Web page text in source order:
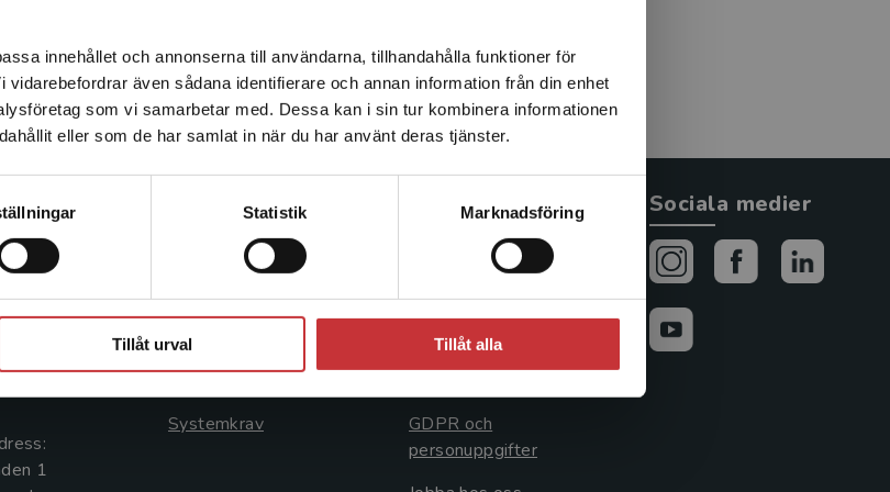
innehållet och annonserna till användarna, tillhandahålla funktioner för
även sådana identifierare och annan information från din enhet
som vi samarbetar med. Dessa kan i sin tur kombinera informationen
eller som de har samlat in när du har använt deras tjänster.
Statistik Marknadsföring
Tillåt urval Tillåt alla
som att du besöker studentlitteratur.se via en
Sverige. Vi erbjuder inte leveranser utanför
att kunna slutföra ett köp måste
vara i Sverige.Läs mer
oss
00
1
Kundservice
Kontakta kundservice
046-31 21 00
Frågor och svar
Systemkrav
Allmänna länkar
Avtal och rättigheter
Cookies
GDPR och
personuppgifter
Sociala medier